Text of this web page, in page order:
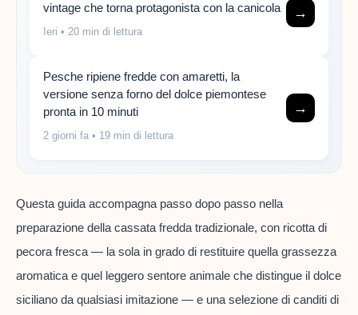
vintage che torna protagonista con la canicola
Ieri • 20 min di lettura
→
Pesche ripiene fredde con amaretti, la
versione senza forno del dolce piemontese
pronta in 10 minuti
2 giorni fa • 19 min di lettura
→
Questa guida accompagna passo dopo passo nella
preparazione della cassata fredda tradizionale, con ricotta di
pecora fresca — la sola in grado di restituire quella grassezza
aromatica e quel leggero sentore animale che distingue il dolce
siciliano da qualsiasi imitazione — e una selezione di canditi di